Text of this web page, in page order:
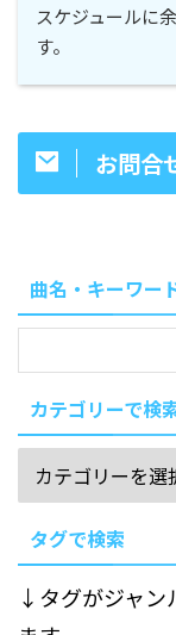
スケジュールに
す。
お問合
曲名・キーワー
カテゴリーで検
タグで検索
↓タグがジャン